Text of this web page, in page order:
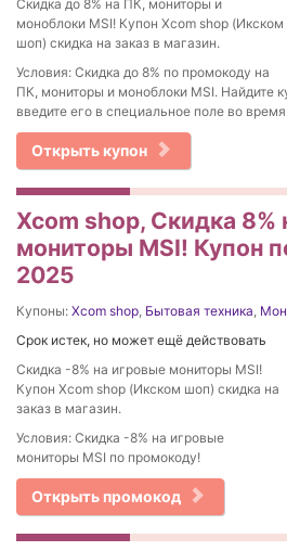
Скидка до 8% на ПК, мониторы и
моноблоки MSI! Купон Xcom shop (Икском
шоп) скидка на заказ в магазин.
Условия: Скидка до 8% по промокоду на
ПК, мониторы и моноблоки MSI. Найдите
введите его в специальное поле во
Открыть купон
Xcom shop, Скидка 8%
мониторы MSI! Купон
2025
Купоны: Xcom shop Бытовая техника
Срок истек, но может ещё действовать
Скидка -8% на игровые мониторы MSI!
Купон Xcom shop (Икском шоп) скидка на
заказ в магазин.
Условия: Скидка -8% на игровые
мониторы MSI по промокоду!
Открыть промокод